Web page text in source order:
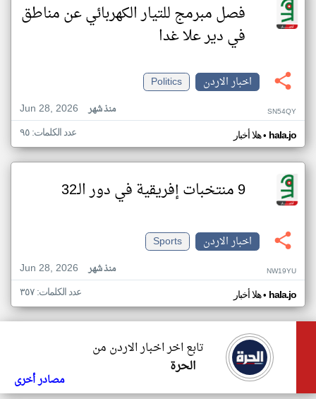
فصل مبرمج للتيار الكهربائي عن مناطق
في دير علا غدا
اخبار الاردن
Politics
Jun 28, 2026
منذ شهر SN54QY
هلا أخبار• hala.jo عدد الكلمات: ٩٥
9 منتخبات إفريقية في دور الـ32
اخبار الاردن
Sports
Jun 28, 2026
منذ شهر NW19YU
هلا أخبار• hala.jo عدد الكلمات: ٣٥٧
تابع اخر اخبار الاردن من
الحرة
مصادر أخرى